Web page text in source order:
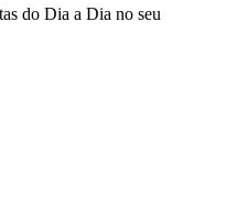
do Dia a Dia no seu